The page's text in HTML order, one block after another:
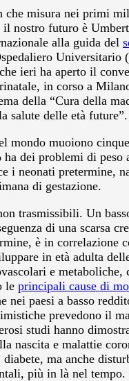
che misura nei primi
il nostro futuro è
alla guida del
Universitario
ieri ha aperto il
in corso a
della “Cura della
salute delle età future”.
mondo muoiono
dei problemi di peso
i neonati pretermine,
di gestazione.
trasmissibili. Un
di una scarsa
è in correlazione
in età adulta
e metaboliche,
le principali cause di
nei paesi a basso
prevedono il
studi hanno
nascita e malattie
diabete, ma anche
più in là nel tempo.